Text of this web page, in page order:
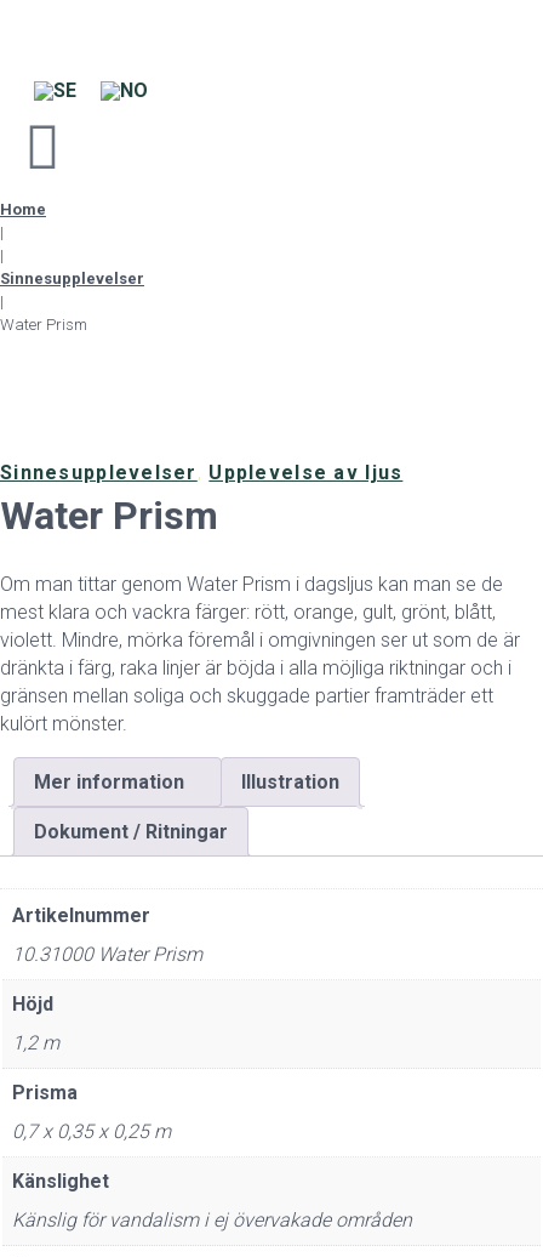
Home
|
|
Sinnesupplevelser
|
Water Prism
Sinnesupplevelser , Upplevelse av ljus
Water Prism
Om man tittar genom Water Prism i dagsljus kan man se de
mest klara och vackra färger: rött, orange, gult, grönt, blått,
violett. Mindre, mörka föremål i omgivningen ser ut som de är
dränkta i färg, raka linjer är böjda i alla möjliga riktningar och i
gränsen mellan soliga och skuggade partier framträder ett
kulört mönster.
Mer information Illustration
Dokument / Ritningar
Artikelnummer
10.31000 Water Prism
Höjd
1,2 m
Prisma
0,7 x 0,35 x 0,25 m
Känslighet
Känslig för vandalism i ej övervakade områden